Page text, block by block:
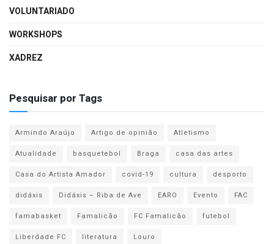
VOLUNTARIADO
WORKSHOPS
XADREZ
Pesquisar por Tags
Armindo Araújo Artigo de opinião
Atletismo
Atualidade
basquetebol Braga
casa das artes
Casa do Artista Amador
covid-19 cultura
desporto
didáxis
Didáxis – Riba de Ave EARO Evento
FAC
famabasket
Famalicão FC Famalicão
futebol
Liberdade FC
literatura
Louro